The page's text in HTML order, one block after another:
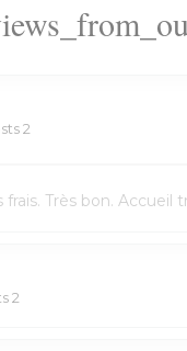
2
frais. Très bon.
2